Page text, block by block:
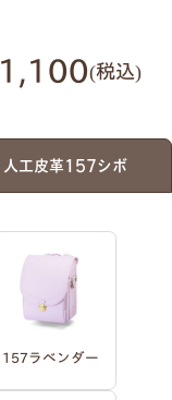
税込
人工皮革157シボ
157ラベンダー
からお選び
小文字にお間